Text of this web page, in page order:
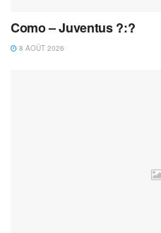
Como – Juventus ?:?
8 AOÛT 2026